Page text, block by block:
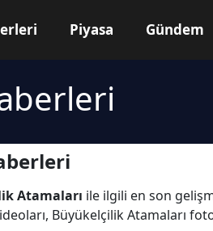
Piyasa Gündem
Atamaları ile ilgili en son
Büyükelçilik Atamaları